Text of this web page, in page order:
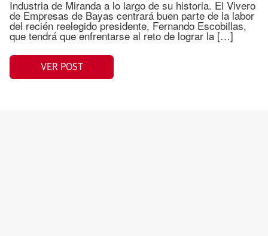
Industria de Miranda a lo largo de su historia. El Vivero
de Empresas de Bayas centrará buen parte de la labor
del recién reelegido presidente, Fernando Escobillas,
que tendrá que enfrentarse al reto de lograr la […]
VER POST